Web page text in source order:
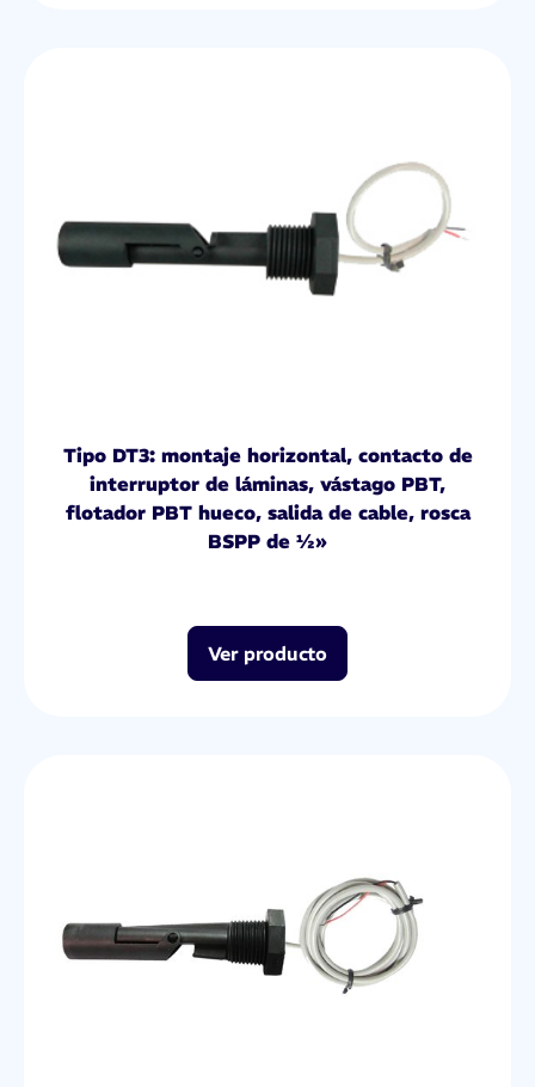
Tipo DT3: montaje horizontal, contacto de
interruptor de láminas, vástago PBT,
flotador PBT hueco, salida de cable, rosca
BSPP de ½»
Ver producto